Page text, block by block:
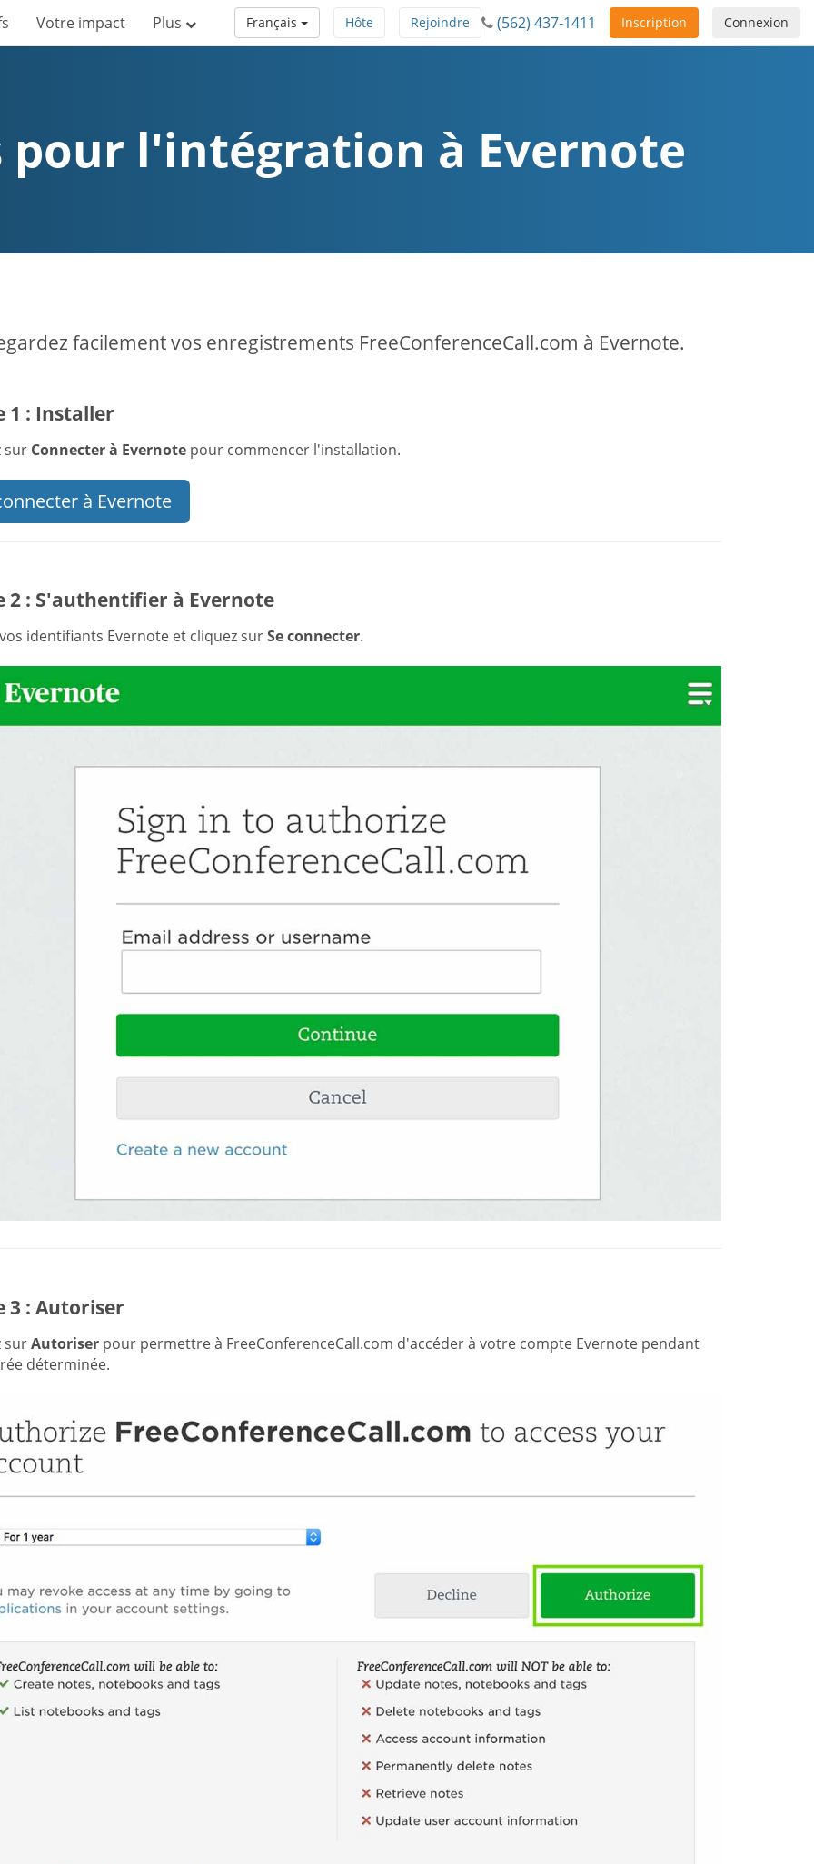
Votre impact Plus Connexion
Inscription
(562) 437-1411
Rejoindre
Hôte
Français
l'intégration à Evernote
facilement vos enregistrements FreeConferenceCall.com à Evernote.
1 : Installer
sur Connecter à Evernotepour commencer l'installation.
à Evernote
2 : S'authentifier à Evernote
identifiants Evernote et cliquez surSe connecter.
3 : Autoriser
surAutoriserpour permettre à FreeConferenceCall.com d'accéder à votre compte Evernote pendant
déterminée.